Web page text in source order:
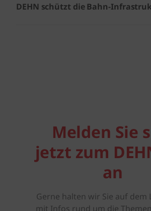
DEHN schützt die Bahn-
Melden Sie
jetzt zum
an
Gerne halten wir Sie auf dem
mit Infos rund um die